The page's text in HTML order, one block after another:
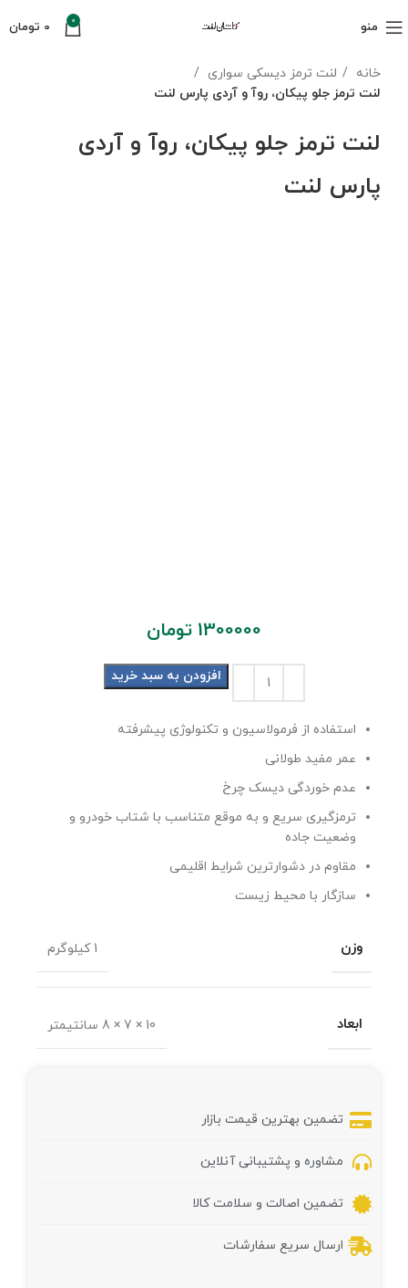
منو 0
0 تومان
خانه
لنت ترمز دیسکی سواری
لنت ترمز جلو پیکان، روآ و آردی پارس لنت
لنت ترمز جلو پیکان، روآ و آردی
پارس لنت
1300000 تومان
افزودن به سبد خرید
استفاده از فرمولاسیون و تکنولوژی پیشرفته
عمر مفید طولانی
عدم خوردگی دیسک چرخ
ترمزگیری سریع و به موقع متناسب با شتاب خودرو و
وضعیت جاده
مقاوم در دشوارترین شرایط اقلیمی
سازگار با محیط زیست
وزن 1 کیلوگرم
ابعاد 10 × 7 × 8 سانتیمتر
تضمین بهترین قیمت بازار
مشاوره و پشتیبانی آنلاین
تضمین اصالت و سلامت کالا
ارسال سریع سفارشات